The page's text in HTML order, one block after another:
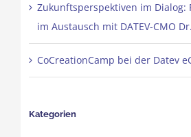
Zukunftsperspektiven im Dialog:
im Austausch mit DATEV-CMO
CoCreationCamp bei der Datev
Kategorien